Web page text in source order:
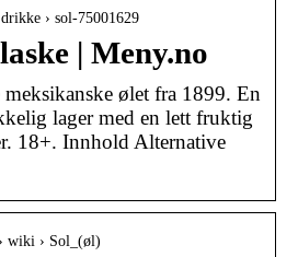
› sol-75001629
| Meny.no
ølet fra 1899. En
lager med en lett fruktig
18+. Innhold Alternative
wiki › Sol_(øl)